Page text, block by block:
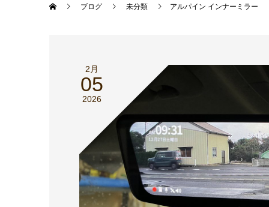
ブログ 未分類 アルパイン インナーミラー
2月
05
2026